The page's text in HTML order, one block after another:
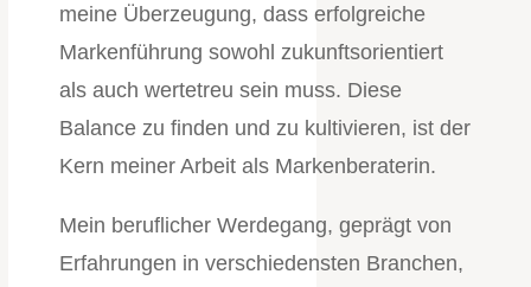
meine Überzeugung, dass erfolgreiche
Markenführung sowohl zukunftsorientiert
als auch wertetreu sein muss. Diese
Balance zu finden und zu kultivieren, ist der
Kern meiner Arbeit als Markenberaterin.
Mein beruflicher Werdegang, geprägt von
Erfahrungen in verschiedensten Branchen,